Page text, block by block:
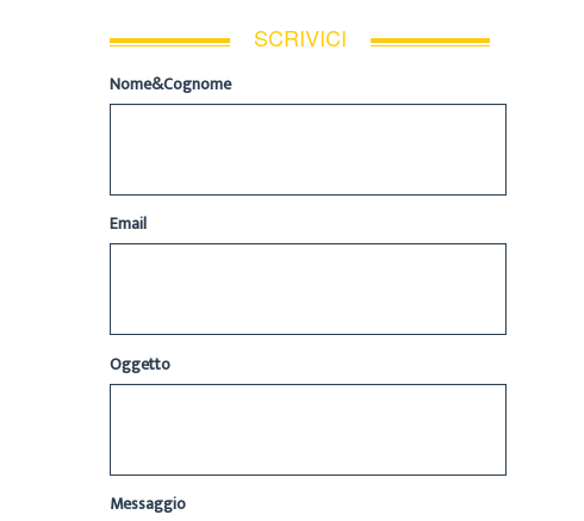
SCRIVICI
Nome&Cognome
Email
Oggetto
Messaggio